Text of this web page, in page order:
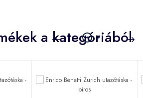
a kategóriából